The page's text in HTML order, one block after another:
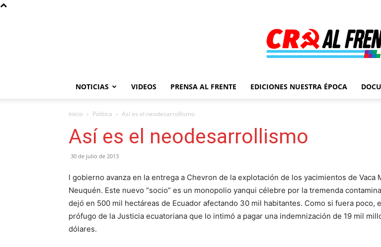
Al
–
NOTICIAS VIDEOS PRENSA AL FRENTE EDICIONES NUESTRA ÉPOCA
Inicio Política Así es el neodesarrollismo
Así es el neodesarrollismo
30 de julio de 2013
l gobierno avanza en la entrega a Chevron de la explotación de los yacimientos de Vaca
Neuquén. Este nuevo “socio” es un monopolio yanqui célebre por la tremenda
dejó en 500 mil hectáreas de Ecuador afectando 30 mil habitantes. Como si fuera poco,
prófugo de la Justicia ecuatoriana que lo intimó a pagar una indemnización de 19 mil
dólares.